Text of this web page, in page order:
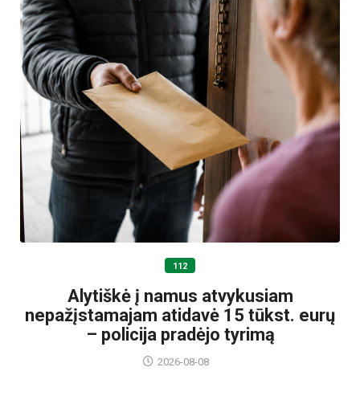
112
Alytiškė į namus atvykusiam
nepažįstamajam atidavė 15 tūkst. eurų
– policija pradėjo tyrimą
2026-08-08